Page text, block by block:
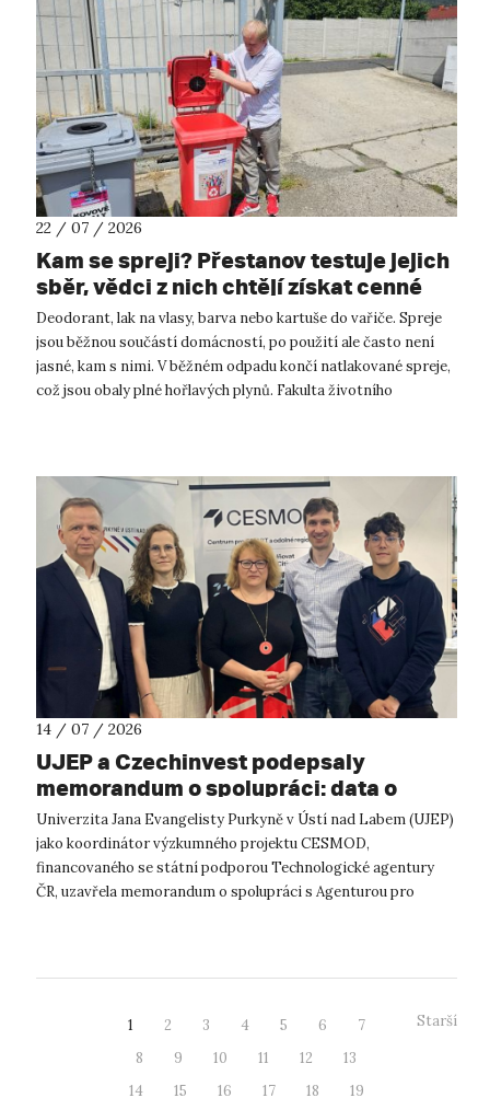
22 / 07 / 2026
Kam se spreji? Přestanov testuje jejich
sběr, vědci z nich chtějí získat cenné
kovy
Deodorant, lak na vlasy, barva nebo kartuše do vařiče. Spreje
jsou běžnou součástí domácností, po použití ale často není
jasné, kam s nimi. V běžném odpadu končí natlakované spreje,
což jsou obaly plné hořlavých plynů. Fakulta životního
14 / 07 / 2026
UJEP a Czechinvest podepsaly
memorandum o spolupráci: data o
podnikatelském prostředí posílí
výzkum CESMOD
Univerzita Jana Evangelisty Purkyně v Ústí nad Labem (UJEP)
jako koordinátor výzkumného projektu CESMOD,
financovaného se státní podporou Technologické agentury
ČR, uzavřela memorandum o spolupráci s Agenturou pro
1 2 3 4 5 6
7
8
9 10 11 12
13
14
15 16 17 18 19
Starší